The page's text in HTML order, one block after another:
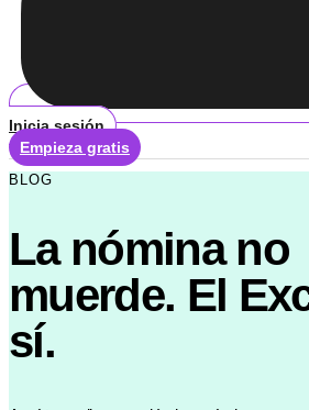
Inicia sesión
Empieza gratis
BLOG
La nómina no
muerde. El
sí.